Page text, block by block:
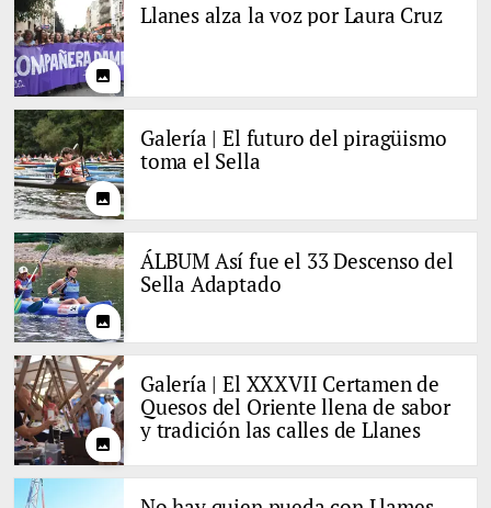
photo
Llanes alza la voz por Laura Cruz
photo
Galería | El futuro del piragüismo
toma el Sella
photo
ÁLBUM Así fue el 33 Descenso del
Sella Adaptado
photo
Galería | El XXXVII Certamen de
Quesos del Oriente llena de sabor
y tradición las calles de Llanes